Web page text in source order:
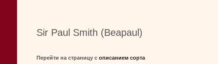
Sir Paul Smith (Beapaul)
Перейти на страницу с описанием сорта